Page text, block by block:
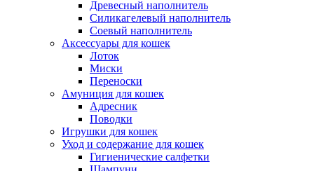
Древесный наполнитель
Силикагелевый наполнитель
Соевый наполнитель
Аксессуары для кошек
Лоток
Миски
Переноски
Амуниция для кошек
Адресник
Поводки
Игрушки для кошек
Уход и содержание для кошек
Гигиенические салфетки